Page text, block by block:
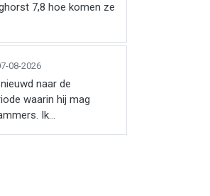
7,8 hoe komen ze
08-2026
naar de
waarin hij mag
Ik...